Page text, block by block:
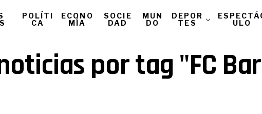
POLÍTI
CA
ECONO
MÍA
SOCIE
DAD
MUN
DO
DEPOR
TES
ULO
por tag "FC